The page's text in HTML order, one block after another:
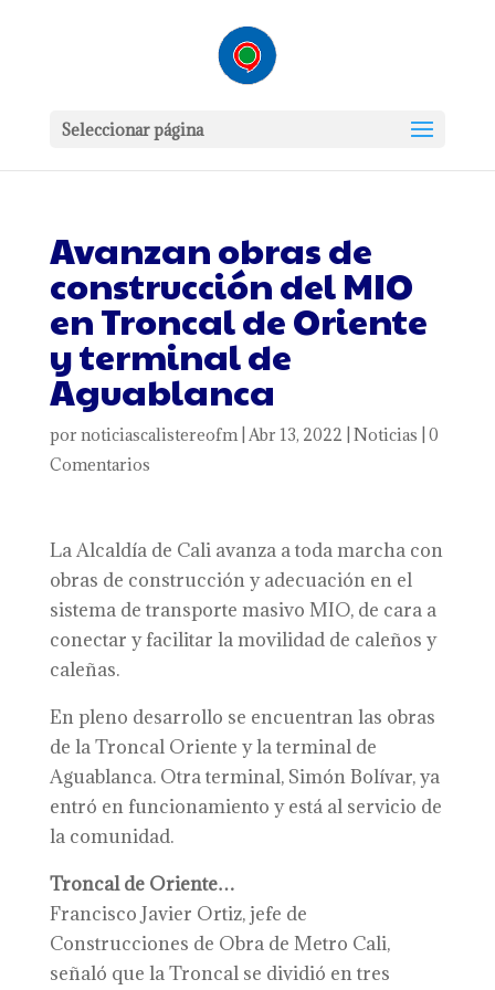
Seleccionar página
Avanzan obras de
construcción del MIO
en Troncal de Oriente
y terminal de
Aguablanca
por noticiascalistereofm| Abr 13, 2022 Noticias 0
Comentarios
La Alcaldía de Cali avanza a toda marcha con
obras de construcción y adecuación en el
sistema de transporte masivo MIO, de cara a
conectar y facilitar la movilidad de caleños y
caleñas.
En pleno desarrollo se encuentran las obras
de la Troncal Oriente y la terminal de
Aguablanca. Otra terminal, Simón Bolívar, ya
entró en funcionamiento y está al servicio de
la comunidad.
Troncal de Oriente…
Francisco Javier Ortiz, jefe de
Construcciones de Obra de Metro Cali,
señaló que la Troncal se dividió en tres